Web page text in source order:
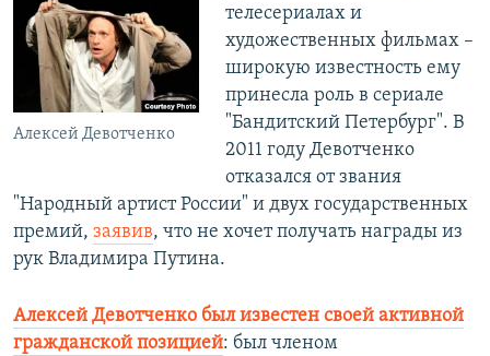
Алексей Девотченко
телесериалах и
художественных фильмах –
широкую известность ему
принесла роль в сериале
"Бандитский Петербург". В
2011 году Девотченко
отказался от звания
"Народный артист России" и двух государственных
премий, заявив, что не хочет получать награды из
рук Владимира Путина.
Алексей Девотченко был известен своей активной
гражданской позицией: был членом